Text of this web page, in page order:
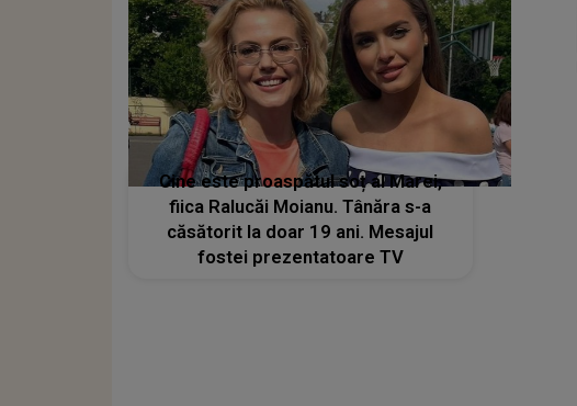
Cine este proaspătul soț al Marei,
fiica Ralucăi Moianu. Tânăra s-a
căsătorit la doar 19 ani. Mesajul
fostei prezentatoare TV